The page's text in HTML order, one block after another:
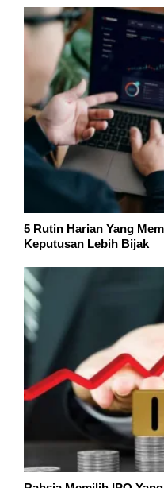
5 Rutin Harian Yang
Keputusan Lebih Bijak